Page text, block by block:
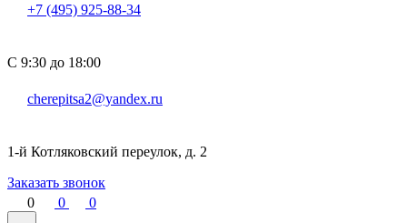
+7 (495) 925-88-34
С 9:30 до 18:00
cherepitsa2@yandex.ru
1-й Котляковский переулок, д. 2
Заказать звонок
0
0 0